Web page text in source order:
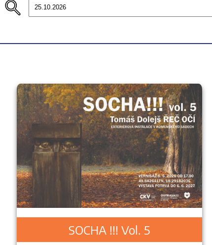
SOCHA !!! Vol. 5